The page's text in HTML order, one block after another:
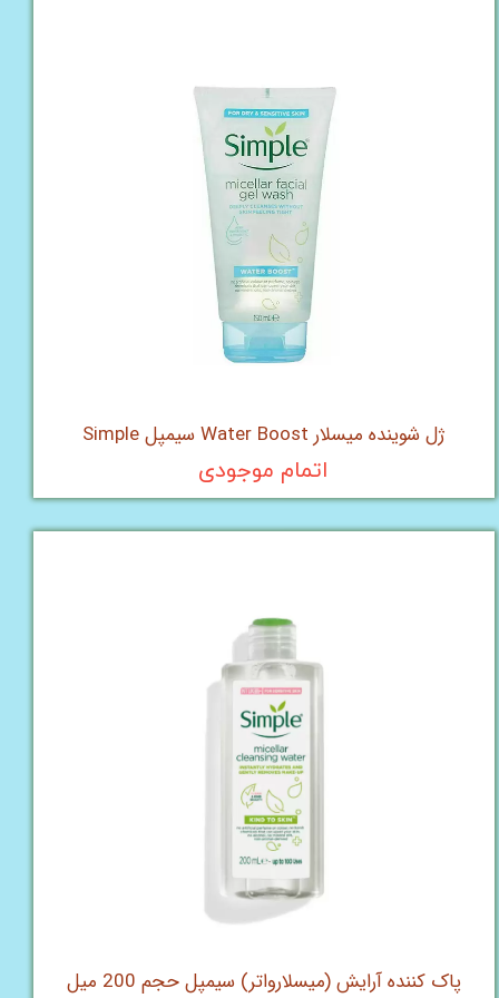
ژل شوینده میسلار Water Boost سیمپل Simple
اتمام موجودی
پاک کننده آرایش (میسلارواتر) سیمپل حجم 200 میل